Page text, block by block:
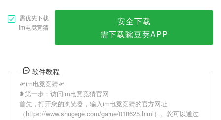
需优先下载
im电竟竞猜
安全下载
需下载豌豆荚APP
软件教程
🛫im电竟竞猜🛫
❥第一步：访问im电竟竞猜官网
首先，打开您的浏览器，输入im电竟竞猜的官方网址
（https://www.shugege.com/game/018625.html）。您可以通过